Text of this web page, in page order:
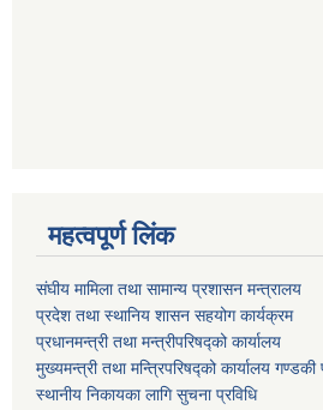
महत्वपूर्ण लिंक
संघीय मामिला तथा सामान्य प्रशासन मन्त्रालय
प्रदेश तथा स्थानिय शासन सहयोग कार्यक्रम
प्रधानमन्त्री तथा मन्त्रीपरिषद्को कार्यालय
मुख्यमन्त्री तथा मन्त्रिपरिषद्को कार्यालय
स्थानीय निकायका लागि सुचना प्रविधि